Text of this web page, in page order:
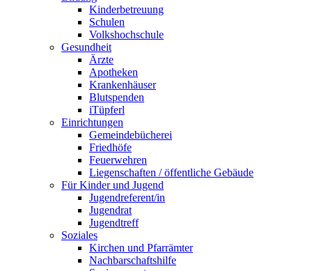
Kinderbetreuung
Schulen
Volkshochschule
Gesundheit
Ärzte
Apotheken
Krankenhäuser
Blutspenden
iTüpferl
Einrichtungen
Gemeindebücherei
Friedhöfe
Feuerwehren
Liegenschaften / öffentliche Gebäude
Für Kinder und Jugend
Jugendreferent/in
Jugendrat
Jugendtreff
Soziales
Kirchen und Pfarrämter
Nachbarschaftshilfe